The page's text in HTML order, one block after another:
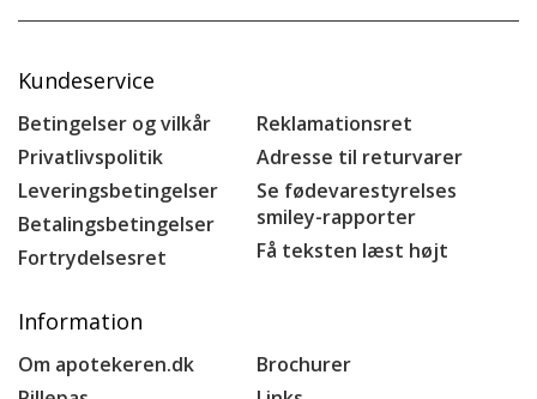
Kundeservice
Betingelser og vilkår
Privatlivspolitik
Leveringsbetingelser
Betalingsbetingelser
Fortrydelsesret
Reklamationsret
Adresse til returvarer
Se fødevarestyrelses
smiley-rapporter
Få teksten læst højt
Information
Om apotekeren.dk
Brochurer